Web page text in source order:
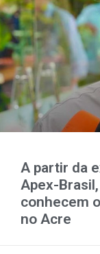
A partir da
Apex-
conhecem
no Acre